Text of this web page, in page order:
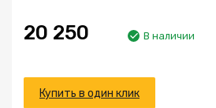
20 250 В наличии
Купить в один клик